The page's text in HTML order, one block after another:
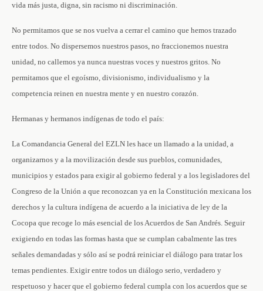
vida más justa, digna, sin racismo ni discriminación.
No permitamos que se nos vuelva a cerrar el camino que hemos trazado
entre todos. No dispersemos nuestros pasos, no fraccionemos nuestra
unidad, no callemos ya nunca nuestras voces y nuestros gritos. No
permitamos que el egoísmo, divisionismo, individualismo y la
competencia reinen en nuestra mente y en nuestro corazón.
Hermanas y hermanos indígenas de todo el país:
La Comandancia General del EZLN les hace un llamado a la unidad, a
organizarnos y a la movilización desde sus pueblos, comunidades,
municipios y estados para exigir al gobierno federal y a los legisladores del
Congreso de la Unión a que reconozcan ya en la Constitución mexicana los
derechos y la cultura indígena de acuerdo a la iniciativa de ley de la
Cocopa que recoge lo más esencial de los Acuerdos de San Andrés. Seguir
exigiendo en todas las formas hasta que se cumplan cabalmente las tres
señales demandadas y sólo así se podrá reiniciar el diálogo para tratar los
temas pendientes. Exigir entre todos un diálogo serio, verdadero y
respetuoso y hacer que el gobierno federal cumpla con los acuerdos que se